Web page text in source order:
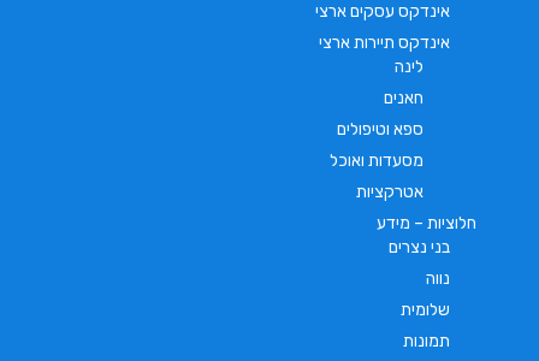
אינדקס עסקים ארצי
אינדקס תיירות ארצי
לינה
חאנים
ספא וטיפולים
מסעדות ואוכל
אטרקציות
חלוציות – מידע
בני נצרים
נווה
שלומית
תמונות